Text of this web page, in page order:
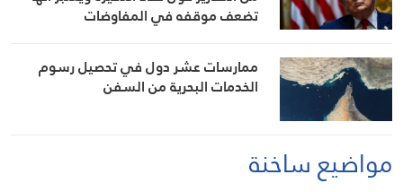
تضعف موقفه في المفاوضات
ممارسات عشر دول في تحصيل رسوم
الخدمات البحرية من السفن
مواضيع ساخنة